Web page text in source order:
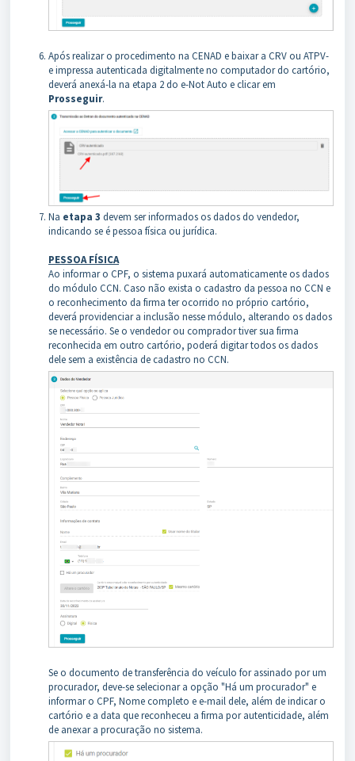
Após realizar o procedimento na CENAD e baixar a CRV ou ATPV-
e impressa autenticada digitalmente no computador do cartório,
deverá anexá-la na etapa 2 do e-Not Auto e clicar em
Prosseguir.
Na etapa 3 devem ser informados os dados do vendedor,
indicando se é pessoa física ou jurídica.
PESSOA FÍSICA
Ao informar o CPF, o sistema puxará automaticamente os dados
do módulo CCN. Caso não exista o cadastro da pessoa no CCN e
o reconhecimento da firma ter ocorrido no próprio cartório,
deverá providenciar a inclusão nesse módulo, alterando os dados
se necessário. Se o vendedor ou comprador tiver sua firma
reconhecida em outro cartório, poderá digitar todos os dados
dele sem a existência de cadastro no CCN.
Se o documento de transferência do veículo for assinado por um
procurador, deve-se selecionar a opção "Há um procurador" e
informar o CPF, Nome completo e e-mail dele, além de indicar o
cartório e a data que reconheceu a firma por autenticidade, além
de anexar a procuração no sistema.